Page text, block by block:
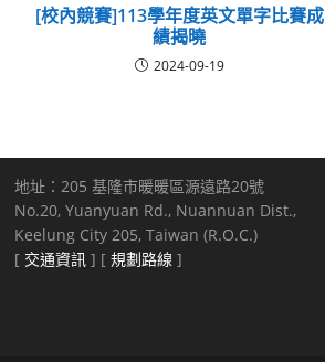
[校內競賽]113學年度英文單字比賽成
績揭曉
2024-09-19
地址：205 基隆市暖暖區源遠路20號
No.20, Yuanyuan Rd., Nuannuan Dist.,
Keelung City 205, Taiwan (R.O.C.)
[ 交通資訊 ] [ 規劃路線 ]